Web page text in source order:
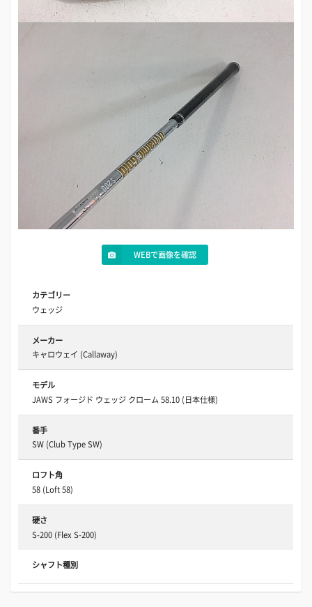
WEBで画像を確認
カテゴリー
ウェッジ
メーカー
キャロウェイ (Callaway)
モデル
JAWS フォージド ウェッジ クローム 58.10 (日本仕様)
番手
SW (Club Type SW)
ロフト角
58 (Loft 58)
硬さ
S-200 (Flex S-200)
シャフト種別